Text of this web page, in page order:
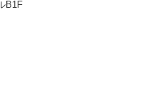
B1F